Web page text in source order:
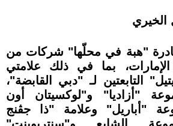
الخيري
"هبة في محلّها" شركات من
بما في ذلك علامتي
التابعتين لـ "دبي القابضة"،
"أزاديا" و"لوكسيتان أون
"أباريل" وعلامة "ذا جڤنج